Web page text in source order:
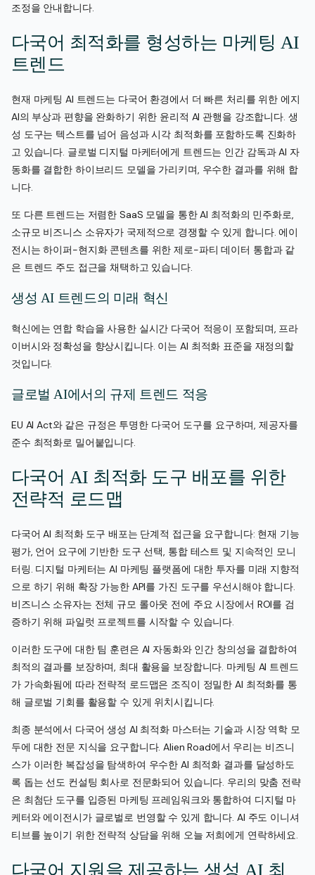
조정을 안내합니다.
다국어 최적화를 형성하는 마케팅 AI
트렌드
현재 마케팅 AI 트렌드는 다국어 환경에서 더 빠른 처리를 위한 에지
AI의 부상과 편향을 완화하기 위한 윤리적 AI 관행을 강조합니다. 생
성 도구는 텍스트를 넘어 음성과 시각 최적화를 포함하도록 진화하
고 있습니다. 글로벌 디지털 마케터에게 트렌드는 인간 감독과 AI 자
동화를 결합한 하이브리드 모델을 가리키며, 우수한 결과를 위해 합
니다.
또 다른 트렌드는 저렴한 SaaS 모델을 통한 AI 최적화의 민주화로,
소규모 비즈니스 소유자가 국제적으로 경쟁할 수 있게 합니다. 에이
전시는 하이퍼-현지화 콘텐츠를 위한 제로-파티 데이터 통합과 같
은 트렌드 주도 접근을 채택하고 있습니다.
생성 AI 트렌드의 미래 혁신
혁신에는 연합 학습을 사용한 실시간 다국어 적응이 포함되며, 프라
이버시와 정확성을 향상시킵니다. 이는 AI 최적화 표준을 재정의할
것입니다.
글로벌 AI에서의 규제 트렌드 적응
EU AI Act와 같은 규정은 투명한 다국어 도구를 요구하며, 제공자를
준수 최적화로 밀어붙입니다.
다국어 AI 최적화 도구 배포를 위한
전략적 로드맵
다국어 AI 최적화 도구 배포는 단계적 접근을 요구합니다: 현재 기능
평가, 언어 요구에 기반한 도구 선택, 통합 테스트 및 지속적인 모니
터링. 디지털 마케터는 AI 마케팅 플랫폼에 대한 투자를 미래 지향적
으로 하기 위해 확장 가능한 API를 가진 도구를 우선시해야 합니다.
비즈니스 소유자는 전체 규모 롤아웃 전에 주요 시장에서 ROI를 검
증하기 위해 파일럿 프로젝트를 시작할 수 있습니다.
이러한 도구에 대한 팀 훈련은 AI 자동화와 인간 창의성을 결합하여
최적의 결과를 보장하며, 최대 활용을 보장합니다. 마케팅 AI 트렌드
가 가속화됨에 따라 전략적 로드맵은 조직이 정밀한 AI 최적화를 통
해 글로벌 기회를 활용할 수 있게 위치시킵니다.
최종 분석에서 다국어 생성 AI 최적화 마스터는 기술과 시장 역학 모
두에 대한 전문 지식을 요구합니다. Alien Road에서 우리는 비즈니
스가 이러한 복잡성을 탐색하여 우수한 AI 최적화 결과를 달성하도
록 돕는 선도 컨설팅 회사로 전문화되어 있습니다. 우리의 맞춤 전략
은 최첨단 도구를 입증된 마케팅 프레임워크와 통합하여 디지털 마
케터와 에이전시가 글로벌로 번영할 수 있게 합니다. AI 주도 이니셔
티브를 높이기 위한 전략적 상담을 위해 오늘 저희에게 연락하세요.
다국어 지원을 제공하는 생성 AI 최